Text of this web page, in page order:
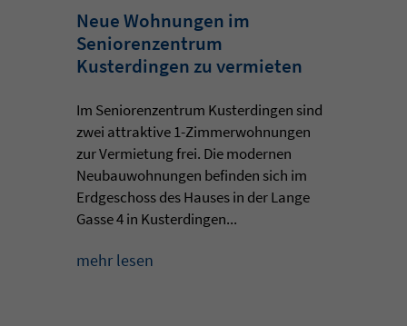
Neue Wohnungen im
Seniorenzentrum
Kusterdingen zu vermieten
Im Seniorenzentrum Kusterdingen sind
zwei attraktive 1-Zimmerwohnungen
zur Vermietung frei. Die modernen
Neubauwohnungen befinden sich im
Erdgeschoss des Hauses in der Lange
Gasse 4 in Kusterdingen...
mehr lesen